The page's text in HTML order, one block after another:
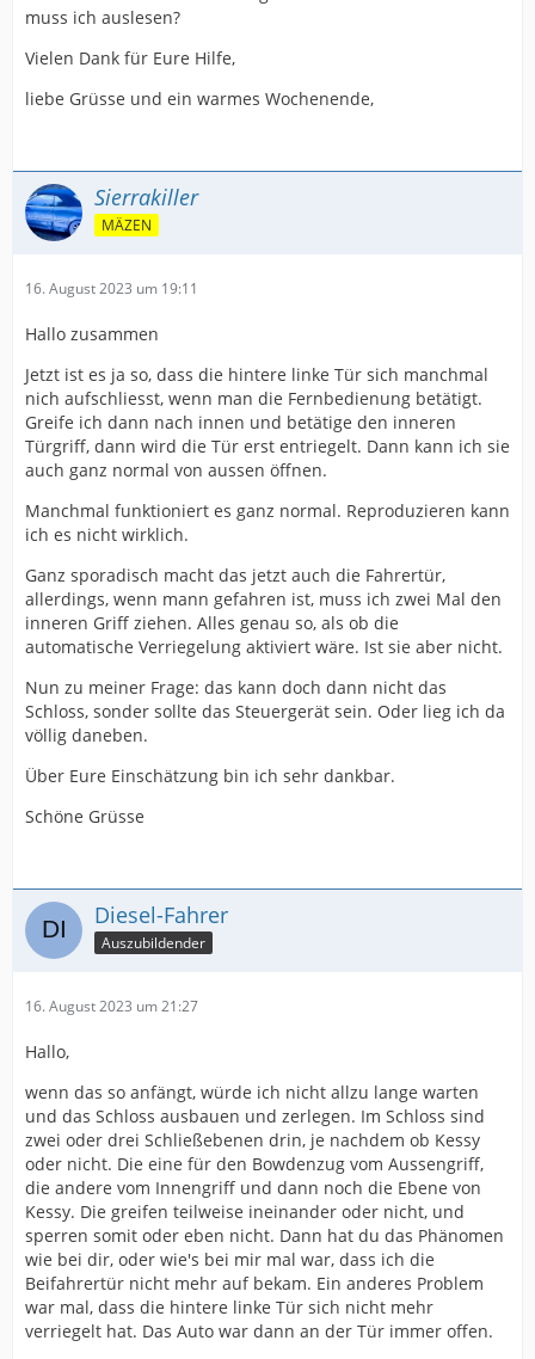
muss ich auslesen?
Vielen Dank für Eure Hilfe,
liebe Grüsse und ein warmes Wochenende,
Sierrakiller
MÄZEN
16. August 2023 um 19:11
Hallo zusammen
Jetzt ist es ja so, dass die hintere linke Tür sich manchmal
nich aufschliesst, wenn man die Fernbedienung betätigt.
Greife ich dann nach innen und betätige den inneren
Türgriff, dann wird die Tür erst entriegelt. Dann kann ich sie
auch ganz normal von aussen öffnen.
Manchmal funktioniert es ganz normal. Reproduzieren kann
ich es nicht wirklich.
Ganz sporadisch macht das jetzt auch die Fahrertür,
allerdings, wenn mann gefahren ist, muss ich zwei Mal den
inneren Griff ziehen. Alles genau so, als ob die
automatische Verriegelung aktiviert wäre. Ist sie aber nicht.
Nun zu meiner Frage: das kann doch dann nicht das
Schloss, sonder sollte das Steuergerät sein. Oder lieg ich da
völlig daneben.
Über Eure Einschätzung bin ich sehr dankbar.
Schöne Grüsse
Diesel-Fahrer
Auszubildender
16. August 2023 um 21:27
Hallo,
wenn das so anfängt, würde ich nicht allzu lange warten
und das Schloss ausbauen und zerlegen. Im Schloss sind
zwei oder drei Schließebenen drin, je nachdem ob Kessy
oder nicht. Die eine für den Bowdenzug vom Aussengriff,
die andere vom Innengriff und dann noch die Ebene von
Kessy. Die greifen teilweise ineinander oder nicht, und
sperren somit oder eben nicht. Dann hat du das Phänomen
wie bei dir, oder wie's bei mir mal war, dass ich die
Beifahrertür nicht mehr auf bekam. Ein anderes Problem
war mal, dass die hintere linke Tür sich nicht mehr
verriegelt hat. Das Auto war dann an der Tür immer offen.